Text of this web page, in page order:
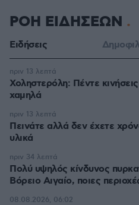
ΡΟΗ ΕΙΔΗΣΕΩΝ
Ειδήσεις
Χοληστερόλη: Πέντε
χαμηλά
πριν 13 λεπτά
Πεινάτε αλλά δεν έχετε
υλικά
πριν 13 λεπτά
Πολύ υψηλός κίνδυνος
Βόρειο Αιγαίο, ποιες
πριν 34 λεπτά
08.08.2026, 06:02